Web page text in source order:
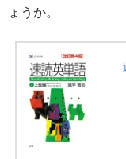
ょうか。